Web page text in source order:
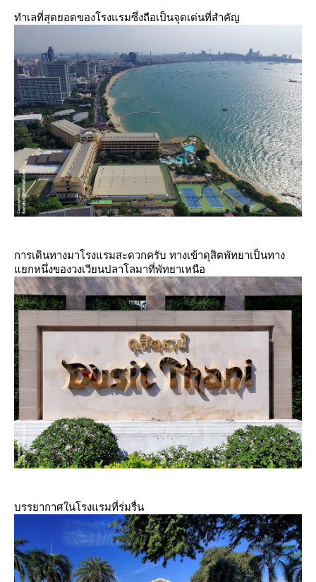
ทำเลที่สุดยอดของโรงแรมซึ่งถือเป็นจุดเด่นที่สำคัญ
การเดินทางมาโรงแรมสะดวกครับ ทางเข้าดุสิตพัทยาเป็นทาง
กหนึ่งของวงเวียนปลาโลมาที่พัทยาเหนือ
บรรยากาศในโรงแรมที่ร่มรื่น